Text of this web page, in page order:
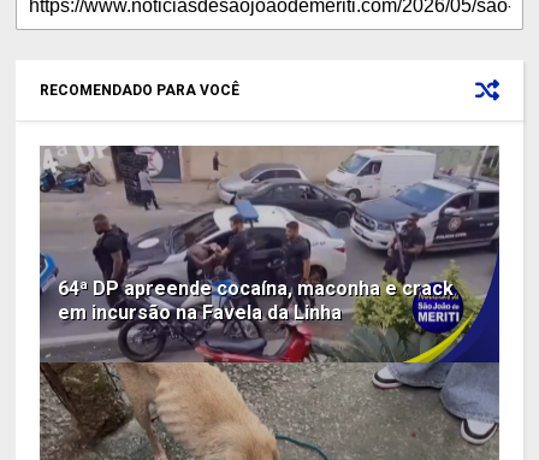
RECOMENDADO PARA VOCÊ
64ª DP apreende cocaína, maconha e crack
em incursão na Favela da Linha